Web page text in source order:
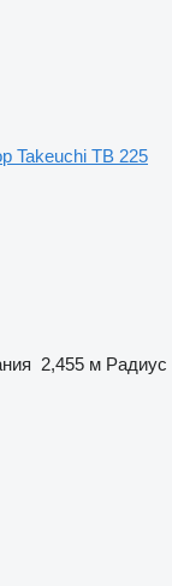
Takeuchi TB 225
2,455 м Радиус